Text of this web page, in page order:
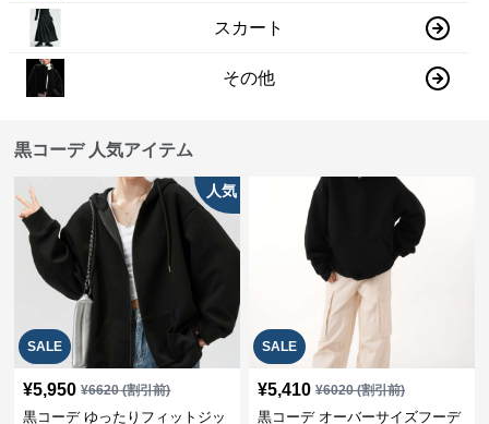
スカート
その他
黒コーデ 人気アイテム
SALE
人気
¥5,950 ¥6620(割引前)
黒コーデ ゆったりフィットジッ
SALE
¥5,410 ¥6020(割引前)
黒コーデ オーバーサイズフーデ